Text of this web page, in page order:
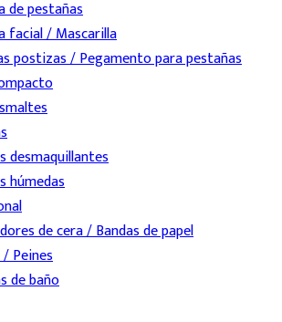
de pestañas
facial / Mascarilla
postizas / Pegamento para pestañas
desmaquillantes
húmedas
de cera / Bandas de papel
Peines
de baño